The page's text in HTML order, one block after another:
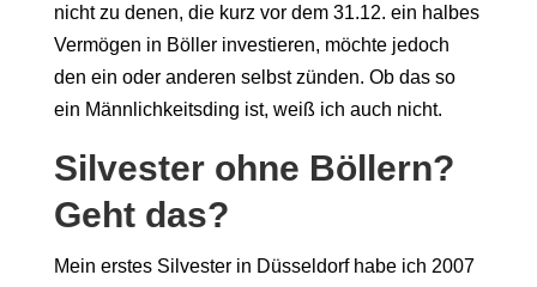
nicht zu denen, die kurz vor dem 31.12. ein halbes
Vermögen in Böller investieren, möchte jedoch
den ein oder anderen selbst zünden. Ob das so
ein Männlichkeitsding ist, weiß ich auch nicht.
Silvester ohne Böllern?
Geht das?
Mein erstes Silvester in Düsseldorf habe ich 2007